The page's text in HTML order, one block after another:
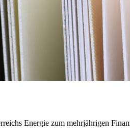
Energie zum mehrjährigen